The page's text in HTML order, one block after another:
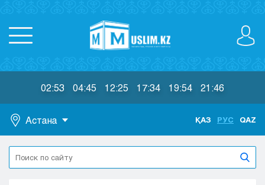
02:53 04:45 12:25 17:34 19:54 21:46
Астана
Астана
Алматы
ҚАЗ РУС QAZ